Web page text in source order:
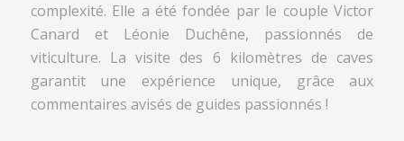
complexité. Elle a été fondée par le couple Victor
Canard et Léonie Duchêne, passionnés de
viticulture. La visite des 6 kilomètres de caves
garantit une expérience unique, grâce aux
commentaires avisés de guides passionnés !